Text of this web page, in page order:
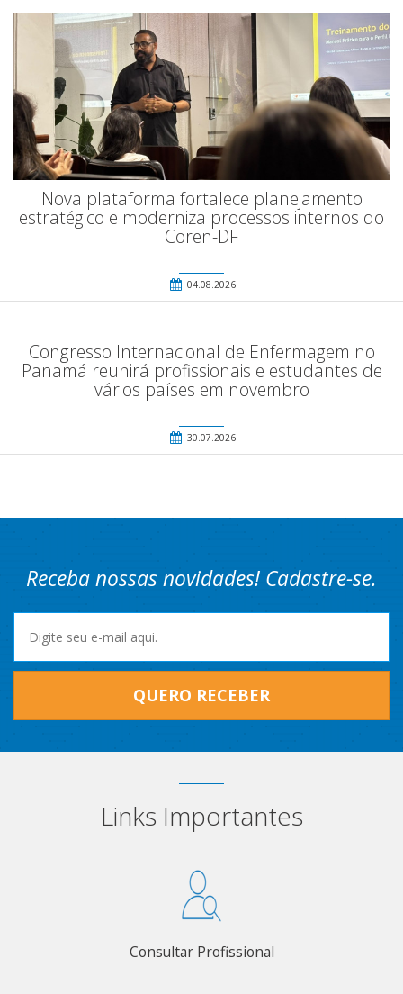
Nova plataforma fortalece planejamento
estratégico e moderniza processos internos do
Coren-DF
04.08.2026
Congresso Internacional de Enfermagem no
Panamá reunirá profissionais e estudantes de
vários países em novembro
30.07.2026
Receba nossas novidades! Cadastre-se.
QUERO RECEBER
Links Importantes
Consultar Profissional